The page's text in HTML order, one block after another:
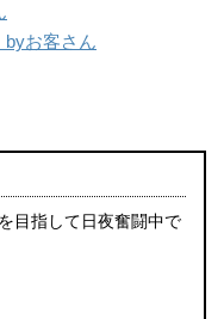
byお客さん
目指して日夜奮闘中で